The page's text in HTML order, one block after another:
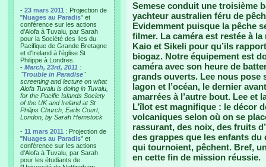
- 23 mars 2011 : Projection de
"Nuages au Paradis" et
conférence sur les actions
d'Alofa à Tuvalu, par Sarah
pour la Société des Iles du
Pacifique de Grande Bretagne
et d'Ireland à l'église St
Philippe à Londres.
- March, 23rd, 2011 :
"Trouble in Paradise"
screening and lecture on what
Alofa Tuvalu is doing in Tuvalu,
for the Pacific Islands Society
of the UK and Ireland at St
Philips Church, Earls Court,
London, by Sarah Hemstock
- 11 mars 2011 : Projection de
"Nuages au Paradis" et
conférence sur les actions
d'Alofa à Tuvalu, par Sarah
pour les étudiants de
Semese conduit une troisième
yachteur australien féru de
Evidemment puisque la pêche
filmer. La caméra est restée à
Kaio et Sikeli pour qu’ils
biogaz. Notre équipement est
caméra avec son heure de
grands ouverts. Lee nous pose
lagon et l’océan, le dernier
amarrées à l’autre bout. Lee et
L’îlot est magnifique : le décor
volcaniques selon où on se
rassurant, des noix, des fruits
des grappes que les enfants
qui tournoient, pêchent. Bref,
en cette fin de mission réussie.